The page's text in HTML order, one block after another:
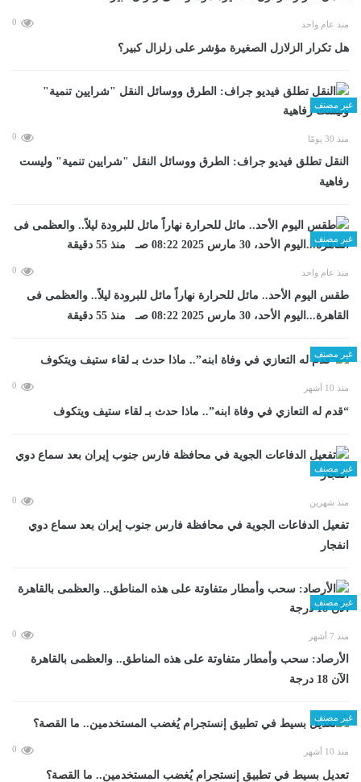
منذ عام واحد 0
هل تكرار الزلازل الصغيرة مؤشر على زلزال كبير؟
غير مصنف
منذ 30 يومًا 0
​النقل تطلق فيديو جراف: الطرق ووسائل النقل "شرايين تنمية" وليست
رفاهية
غير مصنف
منذ عام واحد 0
طقس اليوم الأحد.. مائل للحرارة نهاراً مائل للبرودة ليلاً.. والعظمى فى
القاهرة...اليوم الأحد، 30 مارس 2025 08:22 صـ منذ 55 دقيقة
غير مصنف
منذ 10 أشهر 0
“قدم له التعازي في وفاة ابنه”.. ماذا حدث بـ لقاء ستيف ويتكوف
غير مصنف
منذ شهرين 0
تفعيل الدفاعات الجوية في محافظة فارس جنوب إيران بعد سماع دوي
انفجار
غير مصنف
منذ 7 أشهر 0
الأرصاد: سحب وأمطار متفاوتة على هذه المناطق.. والعظمى بالقاهرة
الآن 18 درجة
غير مصنف
منذ 10 أشهر 0
تعديل بسيط في تطبيق إنستجرام يُغضب المستخدمين.. ما القصة؟